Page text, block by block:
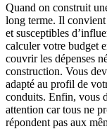
Quand on construit
long terme. Il
et susceptibles
calculer votre budget
couvrir les dépenses
construction. Vous
adapté au profil de
conduits. Enfin, vous
attention car tous ne
répondent pas aux